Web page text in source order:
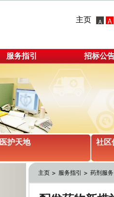
主页
服务指引 招标公
医护天地 社区
主页 服务指引 药剂服务